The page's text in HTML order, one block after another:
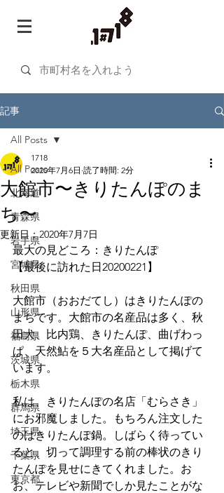
記事
All Posts
北海道
青森県
岩手県
宮城県
秋田県
山形県
福島県
茨城県
栃木県
群馬県
埼玉県
千葉県
東京都
All Posts
大館市〜きりたんぽのま
ち〜
1718
2020年7月6日 読了時間: 2分
更新日：2020年7月7日
最大の見どころ：きりたんぽ
【最後に訪れた日20200221】
大館市（おおだてし）はきりたんぽの
まちです。大館市の名産品は多く、秋
田犬、比内鶏、きりたんぽ、曲げわっ
ぱ、天然鮎を５大名産品として掲げて
います。
私は、きりたんぽの名店「むらさき」
にお邪魔しました。もちろん注文した
のはきりたんぽ鍋。しばらく待ってい
ると、切って調理する前の棒状のきり
たんぽを見せにきてくれました。お
お、テレビや新聞でしか見たことがな